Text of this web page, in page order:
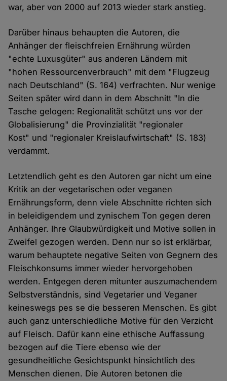
war, aber von 2000 auf 2013 wieder stark anstieg.
Darüber hinaus behaupten die Autoren, die
Anhänger der fleischfreien Ernährung würden
"echte Luxusgüter" aus anderen Ländern mit
"hohen Ressourcenverbrauch" mit dem "Flugzeug
nach Deutschland" (S. 164) verfrachten. Nur wenige
Seiten später wird dann in dem Abschnitt "In die
Tasche gelogen: Regionalität schützt uns vor der
Globalisierung" die Provinzialität "regionaler
Kost" und "regionaler Kreislaufwirtschaft" (S. 183)
verdammt.
Letztendlich geht es den Autoren gar nicht um eine
Kritik an der vegetarischen oder veganen
Ernährungsform, denn viele Abschnitte richten sich
in beleidigendem und zynischem Ton gegen deren
Anhänger. Ihre Glaubwürdigkeit und Motive sollen in
Zweifel gezogen werden. Denn nur so ist erklärbar,
warum behauptete negative Seiten von Gegnern des
Fleischkonsums immer wieder hervorgehoben
werden. Entgegen deren mitunter auszumachendem
Selbstverständnis, sind Vegetarier und Veganer
keineswegs pes se die besseren Menschen. Es gibt
auch ganz unterschiedliche Motive für den Verzicht
auf Fleisch. Dafür kann eine ethische Auffassung
bezogen auf die Tiere ebenso wie der
gesundheitliche Gesichtspunkt hinsichtlich des
Menschen dienen. Die Autoren betonen die